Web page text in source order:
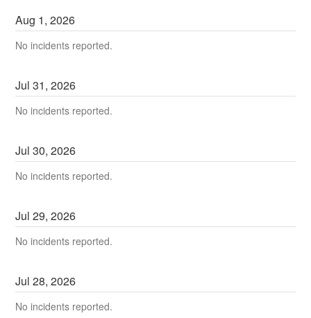
Aug 1,2026
No incidents reported.
Jul31,2026
No incidents reported.
Jul30,2026
No incidents reported.
Jul29,2026
No incidents reported.
Jul28,2026
No incidents reported.